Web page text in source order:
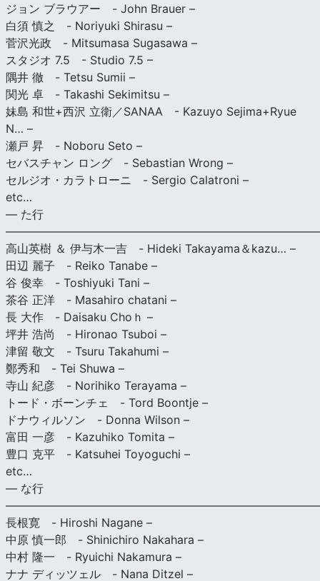
ジョン ブラウアー - John Brauer –
白須 慎之 - Noriyuki Shirasu –
菅沢光政 - Mitsumasa Sugasawa –
スタジオ 7.5 - Studio 7.5 –
隅井 徹 - Tetsu Sumii –
関光 卓 - Takashi Sekimitsu –
妹島 和世+西沢 立衛／SANAA - Kazuyo Sejima+Ryue
N… –
瀬戸 昇 - Noboru Seto –
セバスチャン ロング - Sebastian Wrong –
セルジオ・カラトローニ - Sergio Calatroni –
etc…
— た行
高山英樹 ＆ 伊与木一吉 - Hideki Takayama＆kazu… –
田辺 麗子 - Reiko Tanabe –
谷 俊幸 - Toshiyuki Tani –
茶谷 正洋 - Masahiro chatani –
長 大作 - Daisaku Choｈ –
坪井 浩尚 - Hironao Tsuboi –
津留 敬文 - Tsuru Takahumi –
鄭秀和 - Tei Shuwa –
寺山 紀彦 - Norihiko Terayama –
トード・ボーンチェ - Tord Boontje –
ドナウィルソン - Donna Wilson –
富田 一彦 - Kazuhiko Tomita –
豊口 克平 - Katsuhei Toyoguchi –
etc…
— な行
長根寛 - Hiroshi Nagane –
中原 慎一郎 - Shinichiro Nakahara –
中村 隆一 - Ryuichi Nakamura –
ナナ ディッツェル - Nana Ditzel –